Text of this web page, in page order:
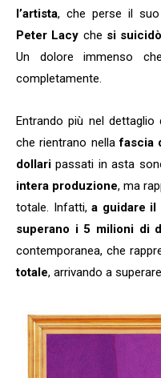
l’artista, che perse il
Peter Lacy che si suicidò
Un dolore immenso
completamente.
Entrando più nel
che rientrano nellafascia
dollari passati in asta
intera produzione, ma
totale. Infatti,a guidare il
superano i 5 milioni di
contemporanea, che
totale, arrivando a